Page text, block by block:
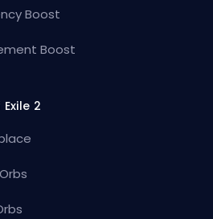
Boost
Boost
2